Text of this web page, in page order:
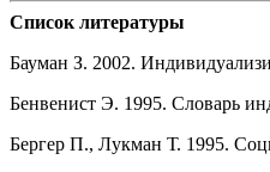
Список литературы
Бауман З. 2002.
Бенвенист Э. 1995. Словарь
Бергер П., Лукман Т. 1995.